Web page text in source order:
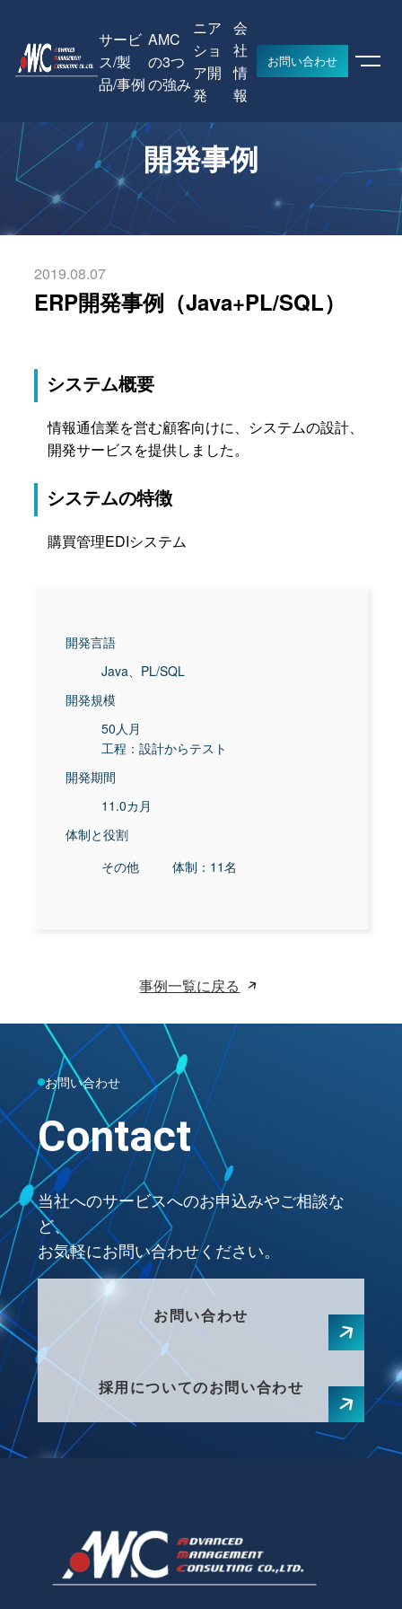
サービ
ス/製
品/事例
AMC
の3つ
の強み
ニア
ショ
ア開
発
会
社
情
報
お問い合わせ
開発事例 ERP開発事例（Java+PL/SQL）
開発事例
2019.08.07
ERP開発事例（Java+PL/SQL）
システム概要
情報通信業を営む顧客向けに、システムの設計、
開発サービスを提供しました。
システムの特徴
購買管理EDIシステム
開発言語
Java、PL/SQL
開発規模
50人月
工程：設計からテスト
開発期間
11.0カ月
体制と役割
その他
体制：11名
事例一覧に戻る
お問い合わせ
Contact
当社へのサービスへのお申込みやご相談な
ど、
お気軽にお問い合わせください。
お問い合わせ
採用についてのお問い合わせ